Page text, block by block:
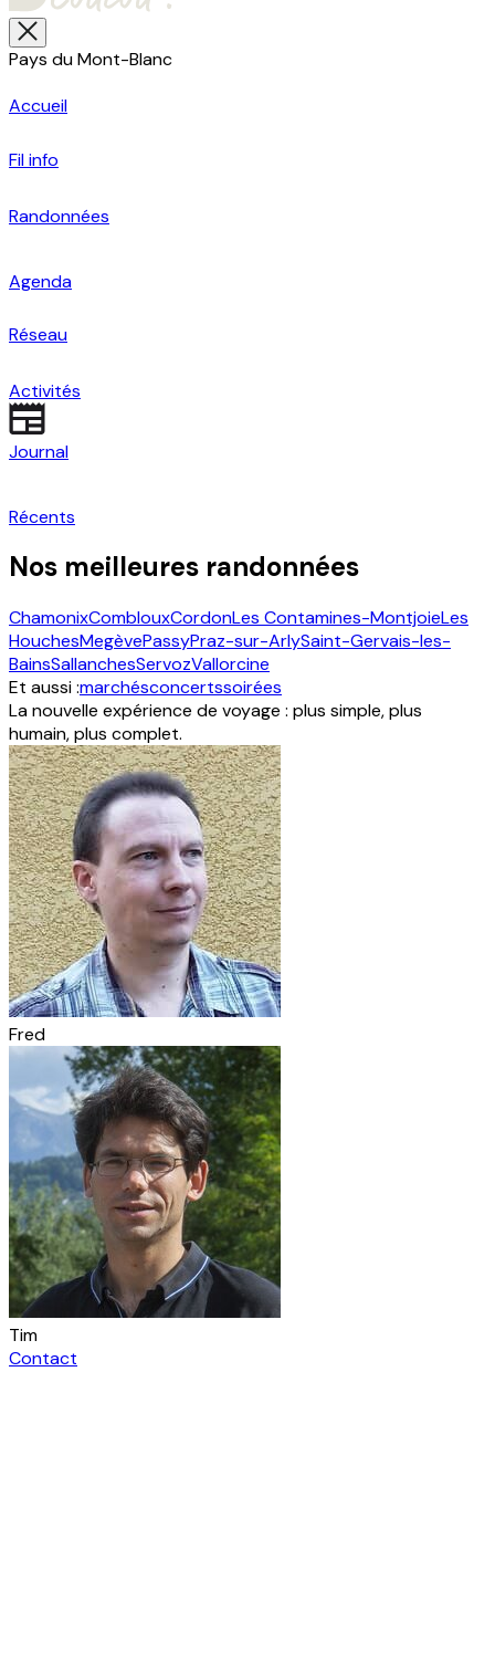
Pays du Mont-Blanc
Accueil
Fil info
Randonnées
Agenda
Réseau
Activités
Journal
Récents
Nos meilleures randonnées
ChamonixComblouxCordonLes Contamines-MontjoieLes
HouchesMegèvePassyPraz-sur-ArlySaint-Gervais-les-
BainsSallanchesServozVallorcine
Et aussi :marchésconcertssoirées
La nouvelle expérience de voyage : plus simple, plus
humain, plus complet.
Fred
Tim
Contact